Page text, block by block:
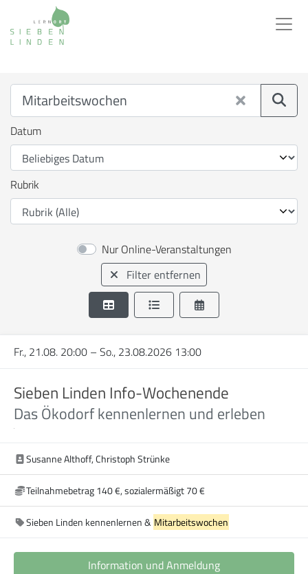
Suchen
Datum
Rubrik
Nur Online-Veranstaltungen
Filter entfernen
Fr., 21.08. 20:00 – So., 23.08.2026 13:00
Sieben Linden Info-Wochenende
Das Ökodorf kennenlernen und erleben
Susanne Althoff, Christoph Strünke
Teilnahmebetrag 140 €, sozialermäßigt 70 €
Sieben Linden kennenlernen & Mitarbeitswochen
Information und Anmeldung